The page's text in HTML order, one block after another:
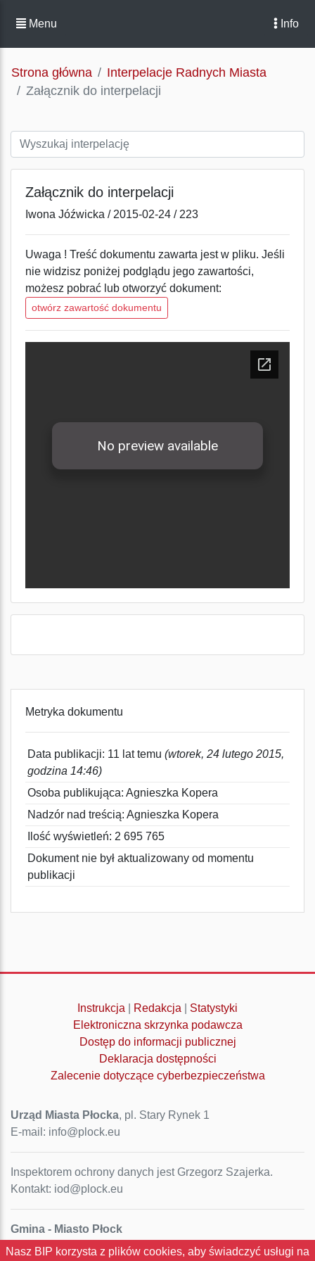
Menu Info
Strona główna
Interpelacje Radnych Miasta
Załącznik do interpelacji
Załącznik do interpelacji
Iwona Jóźwicka / 2015-02-24 / 223
Uwaga ! Treść dokumentu zawarta jest w pliku. Jeśli
nie widzisz poniżej podglądu jego zawartości,
możesz pobrać lub otworzyć dokument:
otwórz zawartość dokumentu
Metryka dokumentu
Data publikacji: 11 lat temu (wtorek, 24 lutego 2015,
godzina 14:46)
Osoba publikująca: Agnieszka Kopera
Nadzór nad treścią: Agnieszka Kopera
Ilość wyświetleń: 2 695 765
Dokument nie był aktualizowany od momentu
publikacji
Instrukcja Redakcja
Statystyki
Elektroniczna skrzynka podawcza
Dostęp do informacji publicznej
Deklaracja dostępności
Zalecenie dotyczące cyberbezpieczeństwa
Urząd Miasta Płocka, pl. Stary Rynek 1
E-mail: info@plock.eu
Inspektorem ochrony danych jest Grzegorz Szajerka.
Kontakt: iod@plock.eu
Gmina - Miasto Płock
Pl. Stary Rynek 1
Nasz BIP korzysta z plików cookies, aby świadczyć usługi na